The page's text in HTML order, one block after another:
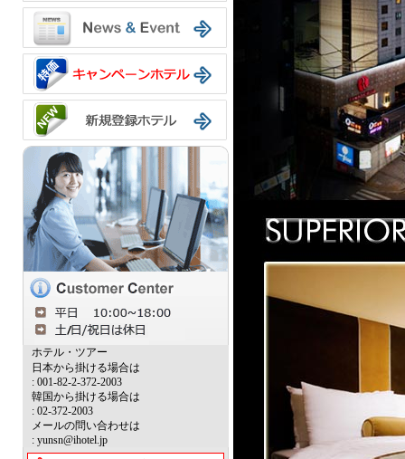
ホテル・ツアー
日本から掛ける場合は
: 001-82-2-372-2003
韓国から掛ける場合は
: 02-372-2003
メールの問い合わせは
: yunsn@ihotel.jp